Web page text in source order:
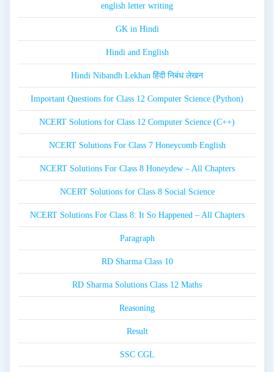
english letter writing
GK in Hindi
Hindi and English
Hindi Nibandh Lekhan हिंदी निबंध लेखन
Important Questions for Class 12 Computer Science (Python)
NCERT Solutions for Class 12 Computer Science (C++)
NCERT Solutions For Class 7 Honeycomb English
NCERT Solutions For Class 8 Honeydew – All Chapters
NCERT Solutions for Class 8 Social Science
NCERT Solutions For Class 8: It So Happened – All Chapters
Paragraph
RD Sharma Class 10
RD Sharma Solutions Class 12 Maths
Reasoning
Result
SSC CGL